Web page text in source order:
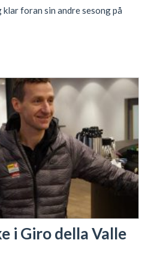
foran sin andre sesong på
i Giro della Valle